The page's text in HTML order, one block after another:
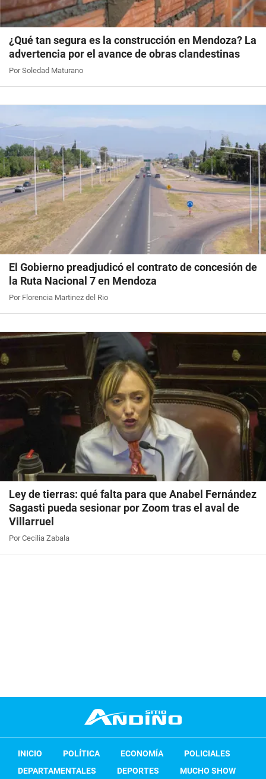
¿Qué tan segura es la construcción en Mendoza? La
advertencia por el avance de obras clandestinas
Por Soledad Maturano
El Gobierno preadjudicó el contrato de concesión de
la Ruta Nacional 7 en Mendoza
Por Florencia Martinez del Rio
Ley de tierras: qué falta para que Anabel Fernández
Sagasti pueda sesionar por Zoom tras el aval de
Villarruel
Por Cecilia Zabala
INICIO POLÍTICA ECONOMÍA
POLICIALES
DEPARTAMENTALES
DEPORTES MUCHO SHOW